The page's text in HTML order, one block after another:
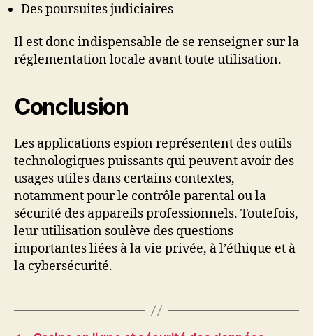
Des poursuites judiciaires
Il est donc indispensable de se renseigner sur la
réglementation locale avant toute utilisation.
Conclusion
Les applications espion représentent des outils
technologiques puissants qui peuvent avoir des
usages utiles dans certains contextes,
notamment pour le contrôle parental ou la
sécurité des appareils professionnels. Toutefois,
leur utilisation soulève des questions
importantes liées à la vie privée, à l’éthique et à
la cybersécurité.